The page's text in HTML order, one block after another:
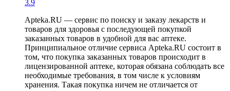
3.9
Apteka.RU — сервис по поиску и заказу лекарств и
товаров для здоровья с последующей покупкой
заказанных товаров в удобной для вас аптеке.
Принципиальное отличие сервиса Apteka.RU состоит в
том, что покупка заказанных товаров происходит в
лицензированной аптеке, которая обязана соблюдать все
необходимые требования, в том числе к условиям
хранения. Такая покупка ничем не отличается от